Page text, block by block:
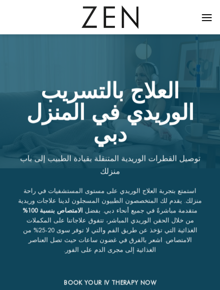
للمحتوى
العلاج بالتسريب
الوريدي في المنزل
دبي
توصيل القطرات الوريدية المتنقلة بقيادة الطبيب إلى باب
منزلك
استمتع بتجربة العلاج الوريدي على مستوى المستشفيات في راحة
منزلك. يقدم لك المتخصصون الطبيون المسجلون لدينا علاجات وريدية
متقدمة مباشرةً في جميع أنحاء دبي. بفضل الامتصاص بنسبة 100%
من خلال الحقن الوريدي المباشر، تتفوق علاجاتنا على المكملات
الغذائية التي تؤخذ عن طريق الفم والتي لا توفر سوى 20-25% من
الامتصاص. اشعر بالفرق في غضون ساعات حيث تصل العناصر
الغذائية إلى مجرى الدم على الفور.
BOOK YOUR IV THERAPY NOW